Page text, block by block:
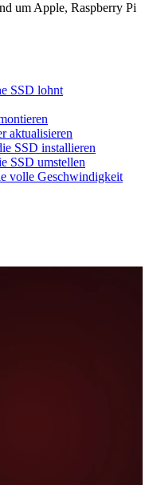
um Apple, Raspberry Pi
SSD lohnt
aktualisieren
SSD installieren
SSD umstellen
volle Geschwindigkeit